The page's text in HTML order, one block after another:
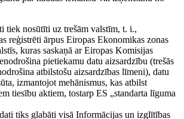
tiek nosūtīti uz trešām valstīm, t. i.,
reģistrēti ārpus Eiropas Ekonomikas zonas
kuras saskaņā ar Eiropas Komisijas
pietiekamu datu aizsardzību (trešās
atbilstošu aizsardzības līmeni), datu
izmantojot mehānismus, kas atbilst
tiesību aktiem, tostarp ES „standarta līguma
tiks glabāti visā Informācijas un izglītības